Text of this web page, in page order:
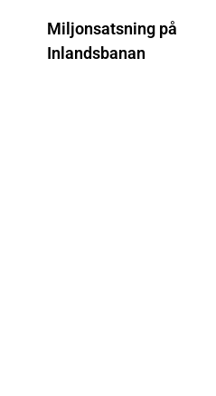
Miljonsatsning på
Inlandsbanan